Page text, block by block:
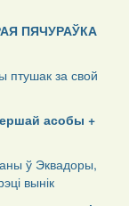
ПЯЧУРАЎКА
птушак за свой
асобы +
ў Эквадоры,
вынік